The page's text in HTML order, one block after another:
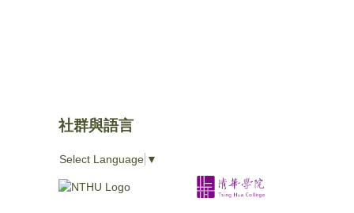
社群與語言
Select Language ▼